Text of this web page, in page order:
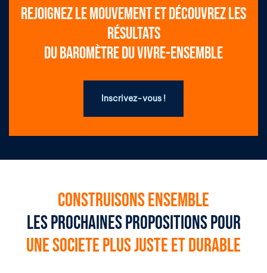
REJOIGNEZ LE MOUVEMENT ET DÉCOUVREZ LES
RÉSULTATS
DU BAROMÈTRE DU VIVRE-ENSEMBLE
Inscrivez-vous !
CONSTRUISONS ENSEMBLE
LES PROCHAINES PROPOSITIONS POUR
UNE SOCIETE PLUS JUSTE ET DURABLE